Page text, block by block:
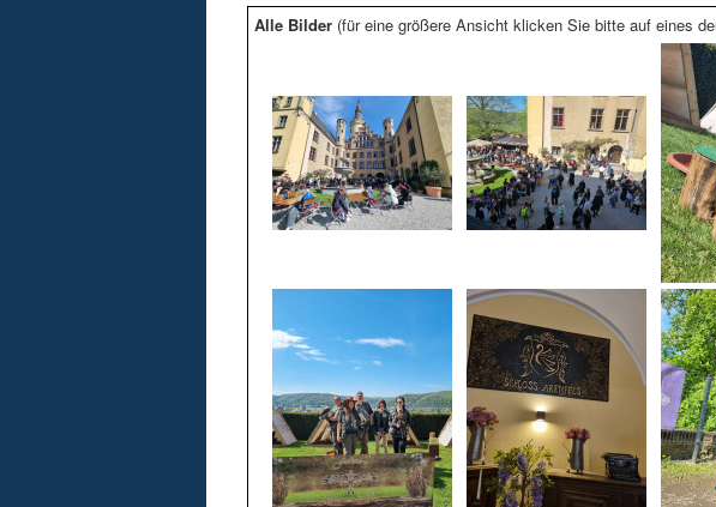
Alle Bilder (für eine größere Ansicht klicken Sie bitte auf eines